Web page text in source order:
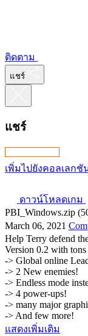
ติดตาม
แชร์
แชร์
เพิ่มไปยังคอลเลกชั
ดาวน์โหลดเกม
PBI_Windows.zip
March 06, 2021
Help Terry defend
Version 0.2 with
-> Global online
-> 2 New enemies!
-> Endless mode
-> 4 power-ups!
-> many major
-> And few more!
แสดงเพิ่มเติม